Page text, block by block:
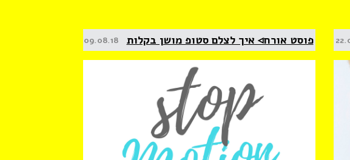
פוסט אורח◃ איך לצלם סטופ מושן בקלות Posted
on
09.08.18